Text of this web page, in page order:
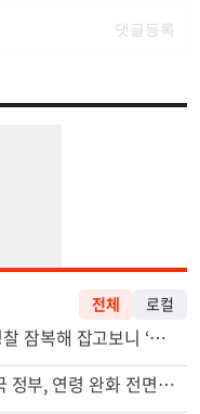
전체 로컬
신호위반 후 달아난 배달기사…경찰 잠복해 잡고보니 ‘반전’
"65세 복수국적 빗장 푸나"... 한국 정부, 연령 완화 전면 추진